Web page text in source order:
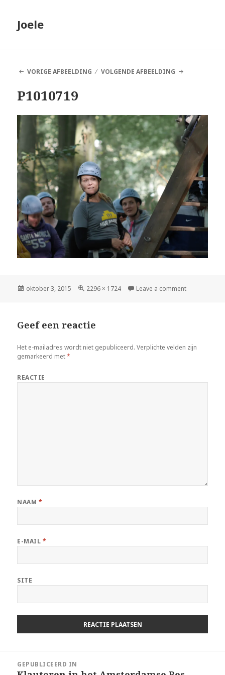
Joele
VORIGE AFBEELDING VOLGENDE AFBEELDING
P1010719
Geplaatst
oktober 3, 2015
Volledige
2296 × 1724 Leave a comment
Geef een reactie
Het e-mailadres wordt niet gepubliceerd. Verplichte velden zijn
gemarkeerd met*
REACTIE
NAAM *
E-MAIL *
SITE
GEPUBLICEERD IN